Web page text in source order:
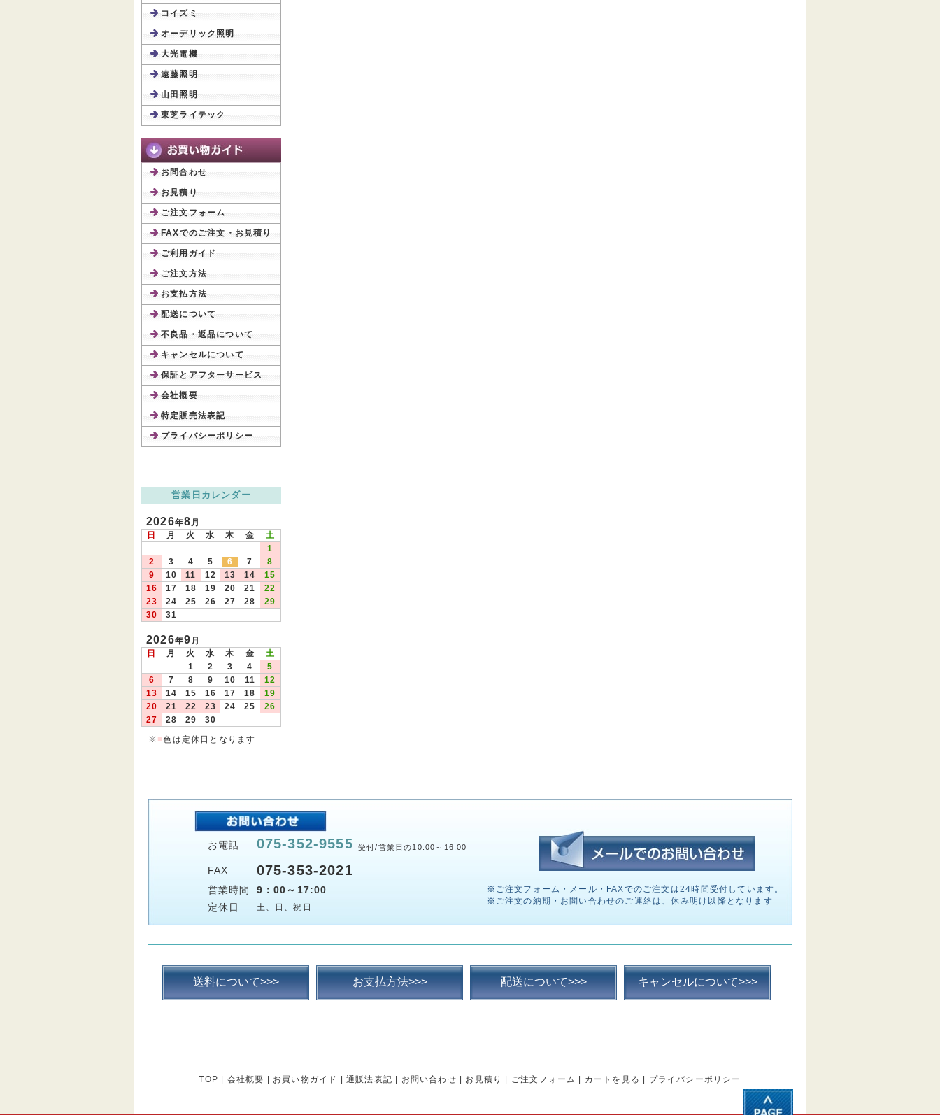
コイズミ
オーデリック照明
大光電機
遠藤照明
山田照明
東芝ライテック
お問合わせ
お見積り
ご注文フォーム
FAXでのご注文・お見積り
ご利用ガイド
ご注文方法
お支払方法
配送について
不良品・返品について
キャンセルについて
保証とアフターサービス
会社概要
特定販売法表記
プライバシーポリシー
営業日カレンダー
2026年8月
日
月 火 水 木 金
土
1
2
3 4 5 6 7
8
9
10 11 12 13 14
15
16
17 18 19 20 21
22
23
24 25 26 27 28
29
30
31
2026年9月
日
月 火 水 木 金
土
1
2 3 4
5
6
7 8 9 10 11
12
13
14 15 16 17 18
19
20
21 22 23 24 25
26
27
28 29
30
※ ■色は定休日となります
お電話 075-352-9555 受付/営業日の10:00～16:00
FAX 075-353-2021
営業時間
9：00～17:00
定休日
土、日、祝日
※ご注文フォーム・メール・FAXでのご注文は24時間受付しています。
※ご注文の納期・お問い合わせのご連絡は、休み明け以降となります
送料について>>> お支払方法>>> 配送について>>> キャンセルについて>>>
TOP 会社概要 お買い物ガイド 通販法表記 お問い合わせ お見積り ご注文フォーム カートを見る プライバシーポリシー